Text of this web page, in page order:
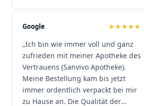
sind extrem zügig, was mir jedes
Mal viel Zeit spart. Man merkt,
Kundenzufriedenheit an erster
Stelle stehen. Vielen Dank an das
Team von Sanvivo – ich bin
rundum begeistert!"
Google ★★★★★
„Ich bin wie immer voll und ganz
zufrieden mit meiner Apotheke des
Vertrauens (Sanvivo Apotheke).
Meine Bestellung kam bis jetzt
immer ordentlich verpackt bei mir
zu Hause an. Die Qualität der